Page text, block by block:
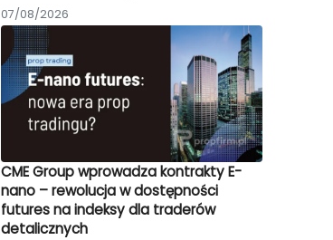
07/08/2026
CME Group wprowadza kontrakty E-
nano – rewolucja w dostępności
futures na indeksy dla traderów
detalicznych